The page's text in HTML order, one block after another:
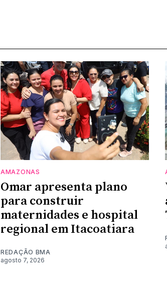
AMAZONAS
Omar apresenta plano
para construir
maternidades e hospital
regional em Itacoatiara
REDAÇÃO BMA
agosto 7, 2026